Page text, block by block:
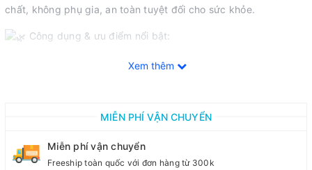
chất, không phụ gia, an toàn tuyệt đối cho sức khỏe.
Công dụng & ưu điểm nổi bật:
- Vị ngọt thanh đậm đà, thơm đặc trưng của dừa nước, tăng
cung cấp đầy đủ các loại axit amin thiết yếu, vitamin C, vitamin
thể.
Xem thêm
MIỄN PHÍ VẬN CHUYỂN
Miễn phí vận chuyển
Freeship toàn quốc với đơn hàng từ 300k